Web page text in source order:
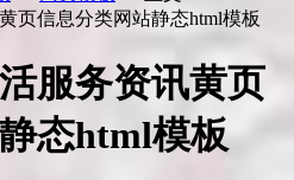
服务资讯黄页
态html模板